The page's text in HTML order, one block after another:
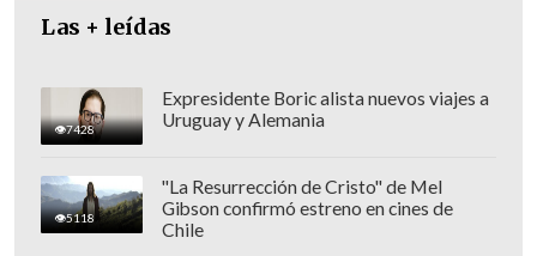
Las + leídas
7428
Expresidente Boric alista nuevos viajes a
Uruguay y Alemania
5118
"La Resurrección de Cristo" de Mel
Gibson confirmó estreno en cines de
Chile